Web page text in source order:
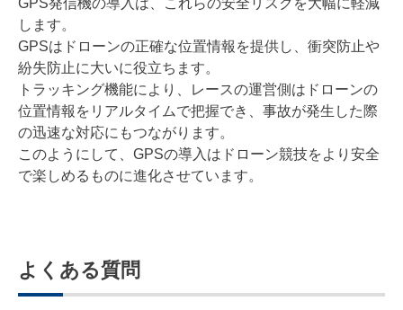
します。
GPSはドローンの正確な位置情報を提供し、衝突防止や
紛失防止に大いに役立ちます。
トラッキング機能により、レースの運営側はドローンの
位置情報をリアルタイムで把握でき、事故が発生した際
の迅速な対応にもつながります。
このようにして、GPSの導入はドローン競技をより安全
で楽しめるものに進化させています。
よくある質問